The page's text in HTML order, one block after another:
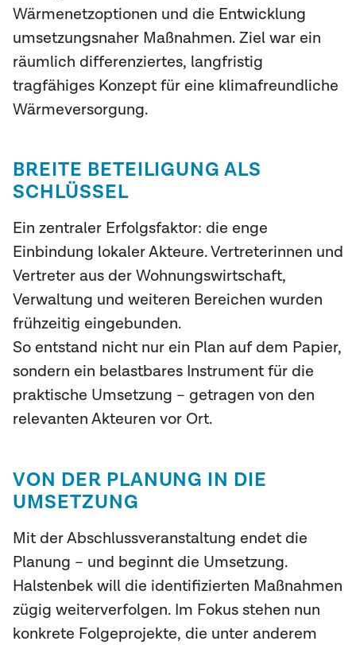
Wärmenetzoptionen und die Entwicklung
umsetzungsnaher Maßnahmen. Ziel war ein
räumlich differenziertes, langfristig
tragfähiges Konzept für eine klimafreundliche
Wärmeversorgung.
BREITE BETEILIGUNG ALS
SCHLÜSSEL
Ein zentraler Erfolgsfaktor: die enge
Einbindung lokaler Akteure. Vertreterinnen und
Vertreter aus der Wohnungswirtschaft,
Verwaltung und weiteren Bereichen wurden
frühzeitig eingebunden.
So entstand nicht nur ein Plan auf dem Papier,
sondern ein belastbares Instrument für die
praktische Umsetzung – getragen von den
relevanten Akteuren vor Ort.
VON DER PLANUNG IN DIE
UMSETZUNG
Mit der Abschlussveranstaltung endet die
Planung – und beginnt die Umsetzung.
Halstenbek will die identifizierten Maßnahmen
zügig weiterverfolgen. Im Fokus stehen nun
konkrete Folgeprojekte, die unter anderem